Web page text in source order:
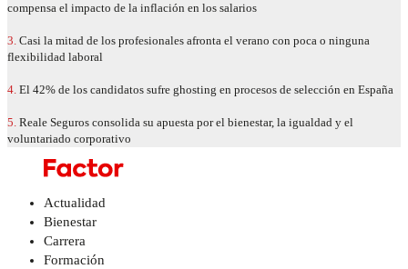
compensa el impacto de la inflación en los salarios
3. Casi la mitad de los profesionales afronta el verano con poca o ninguna
flexibilidad laboral
4. El 42% de los candidatos sufre ghosting en procesos de selección en España
5. Reale Seguros consolida su apuesta por el bienestar, la igualdad y el
voluntariado corporativo
Actualidad
Bienestar
Carrera
Formación